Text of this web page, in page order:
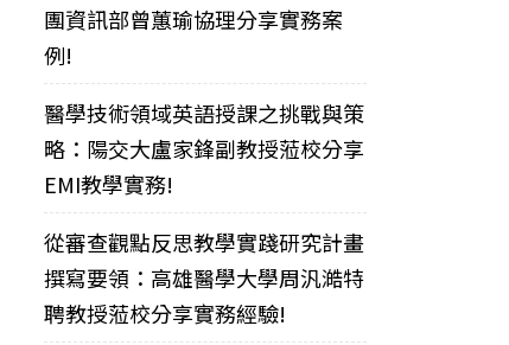
團資訊部曾蕙瑜協理分享實務案
例!
醫學技術領域英語授課之挑戰與策
略：陽交大盧家鋒副教授蒞校分享
EMI教學實務!
從審查觀點反思教學實踐研究計畫
撰寫要領：高雄醫學大學周汎澔特
聘教授蒞校分享實務經驗!